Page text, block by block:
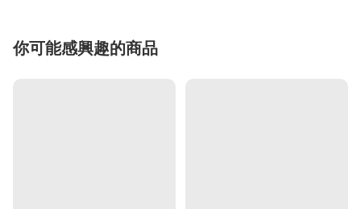
你可能感興趣的商品